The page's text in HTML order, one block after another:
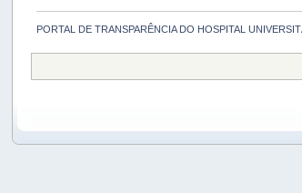
PORTAL DE TRANSPARÊNCIA DO HOSPITAL